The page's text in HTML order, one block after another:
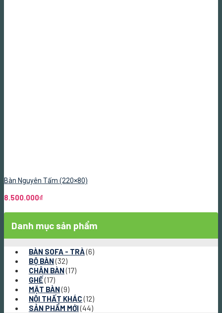
Bàn Nguyên Tấm (220×80)
8.500.000₫
Danh mục sản phẩm
BÀN SOFA - TRÀ(6)
BỘ BÀN(32)
CHÂN BÀN(17)
GHẾ(17)
MẶT BÀN(9)
NỘI THẤT KHÁC (12)
SẢN PHẨM MỚI(44)